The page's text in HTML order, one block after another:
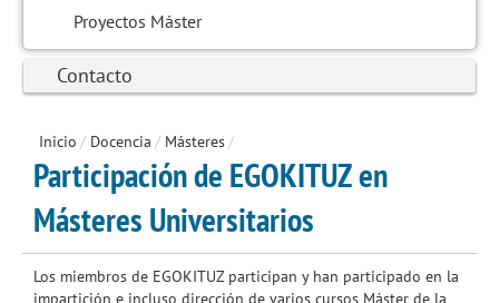
Proyectos Máster
Contacto
Inicio / Docencia / Másteres/
Participación de EGOKITUZ en
Másteres Universitarios
Los miembros de EGOKITUZ participan y han participado en la
impartición e incluso dirección de varios cursos Máster de la